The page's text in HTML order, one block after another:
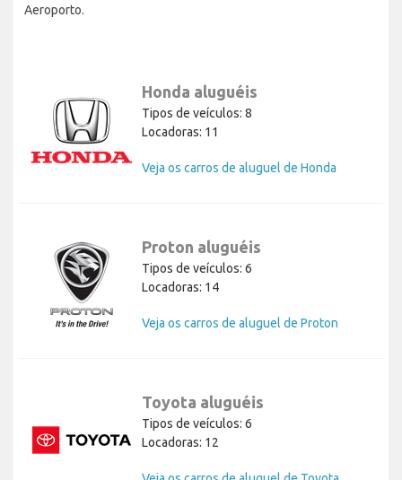
Aeroporto.
Honda aluguéis
Tipos de veículos: 8
Locadoras: 11
Veja os carros de aluguel de Honda
Proton aluguéis
Tipos de veículos: 6
Locadoras: 14
Veja os carros de aluguel de Proton
Toyota aluguéis
Tipos de veículos: 6
Locadoras: 12